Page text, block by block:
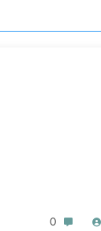
0